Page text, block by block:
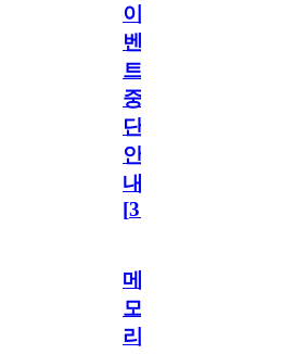
이
벤
트
중
단
안
내
[31
메
모
리